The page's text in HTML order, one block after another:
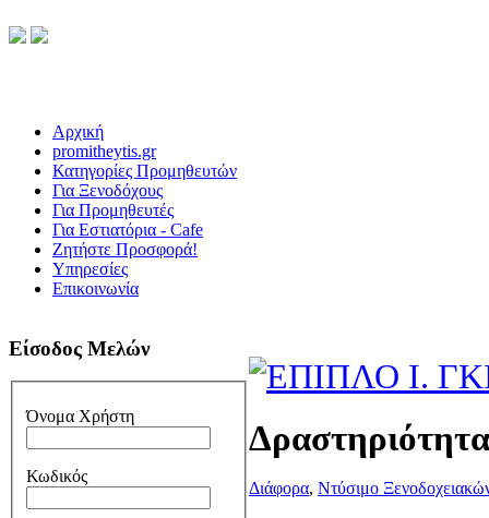
Αρχική
promitheytis.gr
Κατηγορίες Προμηθευτών
Για Ξενοδόχους
Για Προμηθευτές
Για Εστιατόρια - Cafe
Ζητήστε Προσφορά!
Υπηρεσίες
Επικοινωνία
Είσοδος Μελών
Όνομα Χρήστη
Κωδικός
Δραστηριότητα
Διάφορα, Ντύσιμο